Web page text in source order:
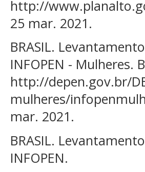
http://
25 mar. 2021.
BRASIL.
INFOPEN - Mulheres.
http://depen.gov.br/
mulheres/
mar. 2021.
BRASIL.
INFOPEN.